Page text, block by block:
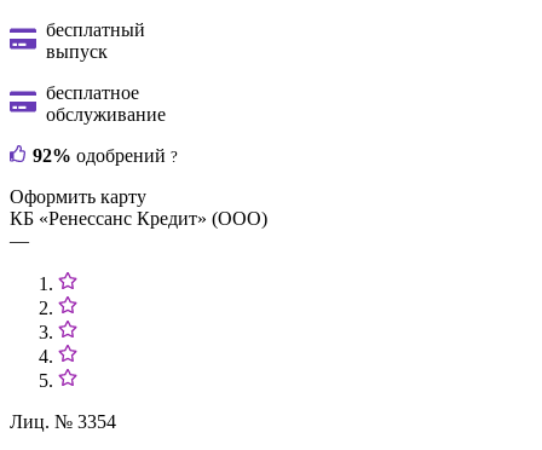
бесплатный
выпуск
бесплатное
обслуживание
92% одобрений ?
Оформить карту
КБ «Ренессанс Кредит» (ООО)
—
Лиц. № 3354